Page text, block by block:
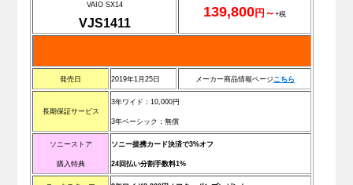
VAIO SX14
VJS1411
139,800円～+税
発売日 2019年1月25日 メーカー商品情報ページこちら
長期保証サービス
3年ワイド：10,000円
3年ベーシック：無償
ソニーストア
購入特典
ソニー提携カード決済で3%オフ
24回払い分割手数料1%